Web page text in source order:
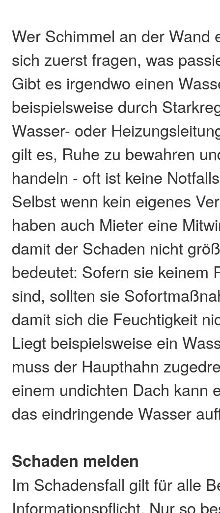
Wer Schimmel an der Wand
sich zuerst fragen, was
Gibt es irgendwo einen
beispielsweise durch
Wasser- oder
gilt es, Ruhe zu bewahren
handeln - oft ist keine
Selbst wenn kein eigenes
haben auch Mieter eine
damit der Schaden nicht
bedeutet: Sofern sie keinem
sind, sollten sie
damit sich die Feuchtigkeit
Liegt beispielsweise ein
muss der Haupthahn
einem undichten Dach kann
das eindringende Wasser
Schaden melden
Im Schadensfall gilt für alle
Informationspflicht. Nur so